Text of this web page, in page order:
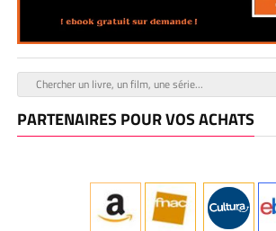
PARTENAIRES POUR VOS ACHATS